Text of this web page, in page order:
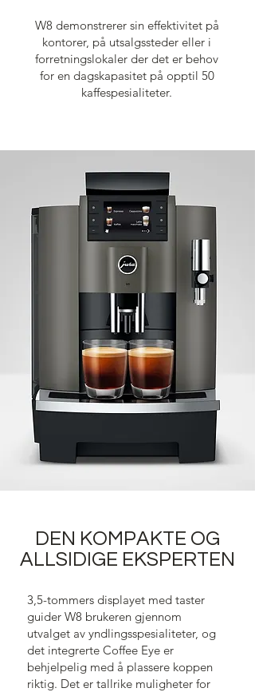
W8 demonstrerer sin effektivitet på
kontorer, på utsalgssteder eller i
forretningslokaler der det er behov
for en dagskapasitet på opptil 50
kaffespesialiteter.
DEN KOMPAKTE OG
ALLSIDIGE EKSPERTEN
3,5-tommers displayet med taster
guider W8 brukeren gjennom
utvalget av yndlingsspesialiteter, og
det integrerte Coffee Eye er
behjelpelig med å plassere koppen
riktig. Det er tallrike muligheter for